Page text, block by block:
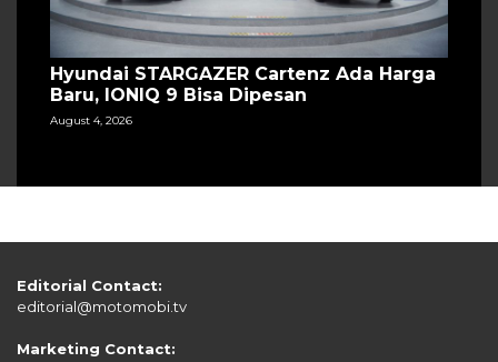
Hyundai STARGAZER Cartenz Ada Harga
Baru, IONIQ 9 Bisa Dipesan
August 4, 2026
Editorial Contact:
editorial@motomobi.tv
Marketing Contact: